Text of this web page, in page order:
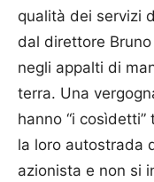
qualità dei servizi
dal direttore
negli appalti di
terra. Una
hanno “i
la loro autostrada
azionista e non si